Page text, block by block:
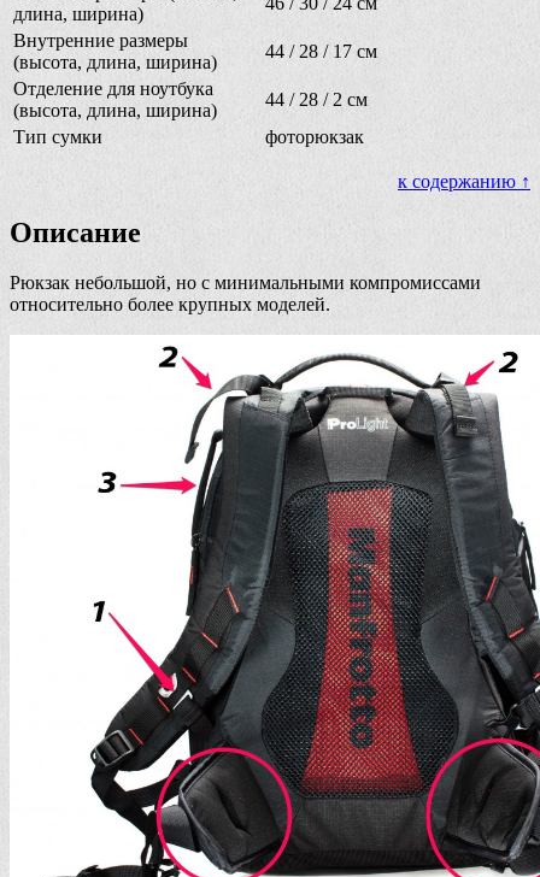
длина, ширина)
Внутренние размеры
(высота, длина, ширина)
44 / 28 / 17 см
Отделение для ноутбука
(высота, длина, ширина)
44 / 28 / 2 см
Тип сумки
фоторюкзак
к содержанию ↑
Описание
Рюкзак небольшой, но с минимальными компромиссами
относительно более крупных моделей.